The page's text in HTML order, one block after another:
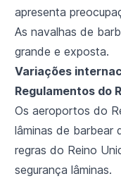
apresenta
As navalhas de
grande e exposta.
Variações
Regulamentos do
Os aeroportos do
lâminas de barbear
regras do Reino
segurança lâminas.